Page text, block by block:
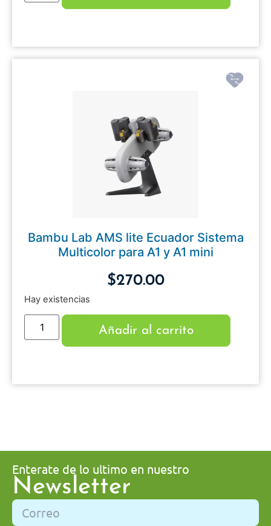
Bambu Lab AMS lite Ecuador Sistema
Multicolor para A1 y A1 mini
$270.00
Hay existencias
Añadir al carrito
Enterate de lo ultimo en nuestro
Newsletter